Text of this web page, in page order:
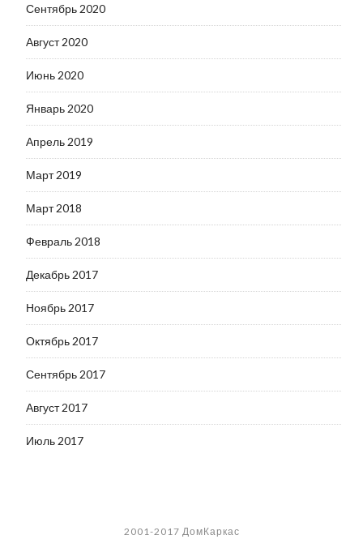
Сентябрь 2020
Август 2020
Июнь 2020
Январь 2020
Апрель 2019
Март 2019
Март 2018
Февраль 2018
Декабрь 2017
Ноябрь 2017
Октябрь 2017
Сентябрь 2017
Август 2017
Июль 2017
2001-2017 ДомКаркас